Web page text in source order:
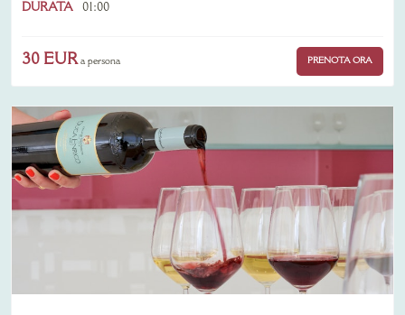
DURATA
01:00
30 EURa persona PRENOTA ORA